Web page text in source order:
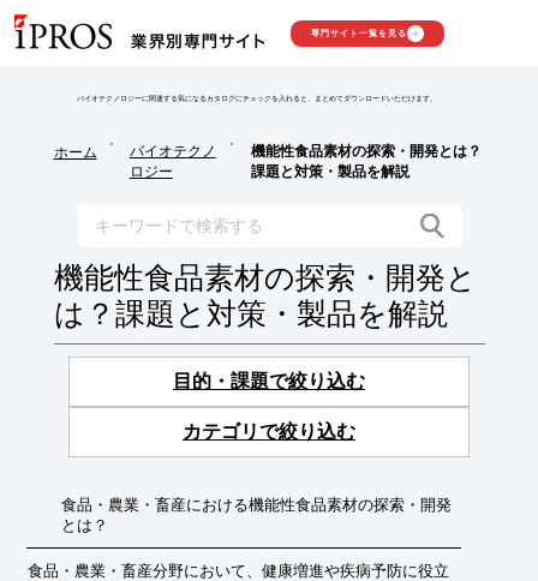
専門サイト一覧を見る
バイオテクノロジーに関連する気になるカタログにチェックを入れると、まとめてダウンロードいただけます。
ホーム
>
バイオテクノ
ロジー
>
機能性食品素材の探索・開発とは？
課題と対策・製品を解説
機能性食品素材の探索・開発と
は？課題と対策・製品を解説
目的・課題で絞り込む
カテゴリで絞り込む
食品・農業・畜産における機能性食品素材の探索・開発
とは？
食品・農業・畜産分野において、健康増進や疾病予防に役立